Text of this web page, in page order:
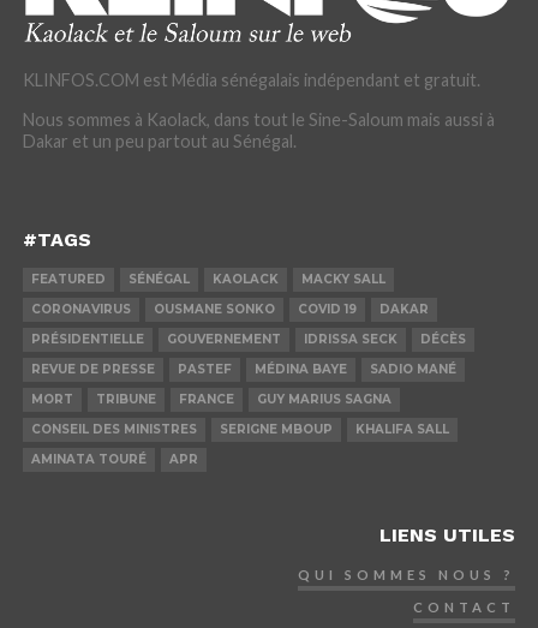
KLINFOS.COM est Média sénégalais indépendant et gratuit.
Nous sommes à Kaolack, dans tout le Sine-Saloum mais aussi à
Dakar et un peu partout au Sénégal.
#TAGS
FEATURED SÉNÉGAL KAOLACK
MACKY SALL
CORONAVIRUS
OUSMANE SONKO COVID 19
DAKAR
PRÉSIDENTIELLE
GOUVERNEMENT IDRISSA SECK
DÉCÈS
REVUE DE PRESSE
PASTEF MÉDINA BAYE
SADIO MANÉ
MORT
TRIBUNE FRANCE
GUY MARIUS SAGNA
CONSEIL DES MINISTRES
SERIGNE MBOUP
KHALIFA SALL
AMINATA TOURÉ
APR
LIENS UTILES
QUI SOMMES NOUS ?
CONTACT